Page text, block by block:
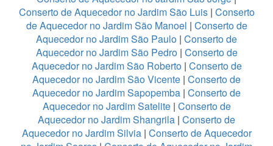
Conserto de Aquecedor no Jardim São Luis| Conserto
de Aquecedor no Jardim São Manoel | Conserto de
Aquecedor no Jardim São Paulo | Conserto de
Aquecedor no Jardim São Pedro| Conserto de
Aquecedor no Jardim São Roberto| Conserto de
Aquecedor no Jardim São Vicente | Conserto de
Aquecedor no Jardim Sapopemba | Conserto de
Aquecedor no Jardim Satelite| Conserto de
Aquecedor no Jardim Shangrila | Conserto de
Aquecedor no Jardim Silvia| Conserto de Aquecedor